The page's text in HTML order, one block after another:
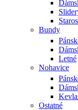
Bundy
Letné
Nohavice
Ostatné